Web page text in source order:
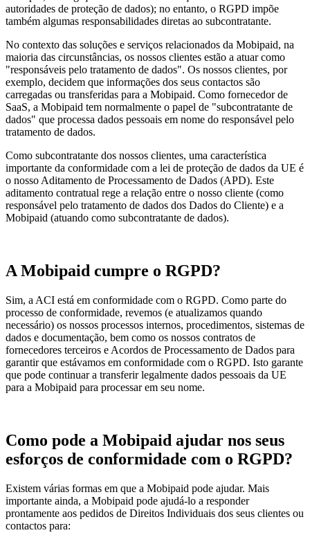
autoridades de proteção de dados); no entanto, o RGPD impõe
também algumas responsabilidades diretas ao subcontratante.
No contexto das soluções e serviços relacionados da Mobipaid, na
maioria das circunstâncias, os nossos clientes estão a atuar como
"responsáveis pelo tratamento de dados". Os nossos clientes, por
exemplo, decidem que informações dos seus contactos são
carregadas ou transferidas para a Mobipaid. Como fornecedor de
SaaS, a Mobipaid tem normalmente o papel de "subcontratante de
dados" que processa dados pessoais em nome do responsável pelo
tratamento de dados.
Como subcontratante dos nossos clientes, uma característica
importante da conformidade com a lei de proteção de dados da UE é
o nosso Aditamento de Processamento de Dados (APD). Este
aditamento contratual rege a relação entre o nosso cliente (como
responsável pelo tratamento de dados dos Dados do Cliente) e a
Mobipaid (atuando como subcontratante de dados).
A Mobipaid cumpre o RGPD?
Sim, a ACI está em conformidade com o RGPD. Como parte do
processo de conformidade, revemos (e atualizamos quando
necessário) os nossos processos internos, procedimentos, sistemas de
dados e documentação, bem como os nossos contratos de
fornecedores terceiros e Acordos de Processamento de Dados para
garantir que estávamos em conformidade com o RGPD. Isto garante
que pode continuar a transferir legalmente dados pessoais da UE
para a Mobipaid para processar em seu nome.
Como pode a Mobipaid ajudar nos seus
esforços de conformidade com o RGPD?
Existem várias formas em que a Mobipaid pode ajudar. Mais
importante ainda, a Mobipaid pode ajudá-lo a responder
prontamente aos pedidos de Direitos Individuais dos seus clientes ou
contactos para: